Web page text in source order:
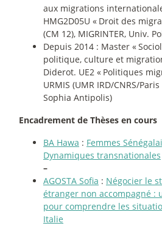
aux migrations
HMG2D05U « Droit des
(CM 12), MIGRINTER, Univ.
­Depuis 2014 : Master «
politique, culture et
Diderot. UE2 « Politiques
URMIS (UMR IRD/CNRS/
Sophia Antipolis)
Encadrement de Thèses en cours
BA Hawa : Femmes
Dynamiques transnationales
–
AGOSTA Sofia : Négocier le
étranger non accompagné :
pour comprendre les
Italie